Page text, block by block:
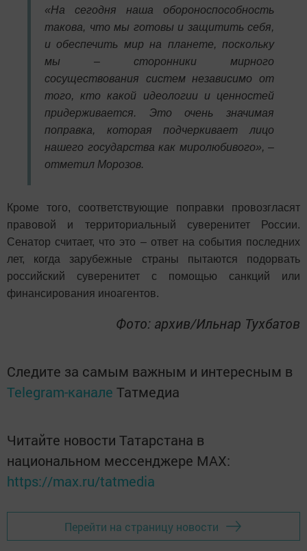
«На сегодня наша обороноспособность
такова, что мы готовы и защитить себя,
и обеспечить мир на планете, поскольку
мы – сторонники мирного
сосуществования систем независимо от
того, кто какой идеологии и ценностей
придерживается. Это очень значимая
поправка, которая подчеркивает лицо
нашего государства как миролюбивого», –
отметил Морозов.
Кроме того, соответствующие поправки провозгласят
правовой и территориальный суверенитет России.
Сенатор считает, что это – ответ на события последних
лет, когда зарубежные страны пытаются подорвать
российский суверенитет с помощью санкций или
финансирования иноагентов.
Фото: архив/Ильнар Тухбатов
Следите за самым важным и интересным в
Telegram-канале Татмедиа
Читайте новости Татарстана в
национальном мессенджере MАХ:
https://max.ru/tatmedia
Перейти на страницу новости